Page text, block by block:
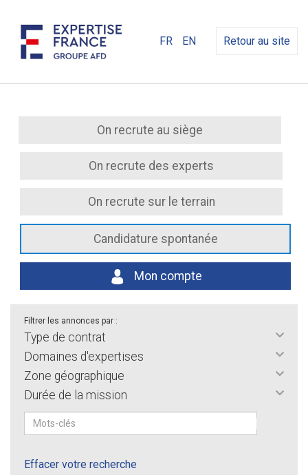
FR EN Retour au site
On recrute au siège
On recrute des experts
On recrute sur le terrain
Candidature spontanée
Mon compte
Filtrer les annonces par :
Type de contrat
Domaines d'expertises
Zone géographique
Durée de la mission
Effacer votre recherche